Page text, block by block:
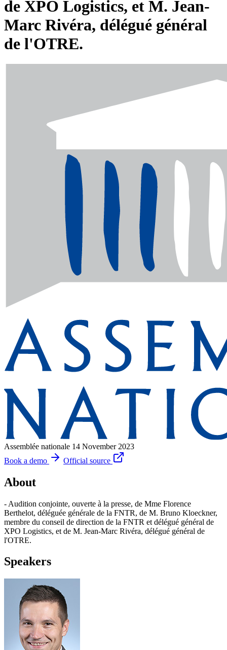
de XPO Logistics, et M. Jean-
Marc Rivéra, délégué général
de l'OTRE.
Assemblée nationale 14 November 2023
Book a demo
Official source
About
- Audition conjointe, ouverte à la presse, de Mme Florence
Berthelot, déléguée générale de la FNTR, de M. Bruno Kloeckner,
membre du conseil de direction de la FNTR et délégué général de
XPO Logistics, et de M. Jean-Marc Rivéra, délégué général de
l'OTRE.
Speakers